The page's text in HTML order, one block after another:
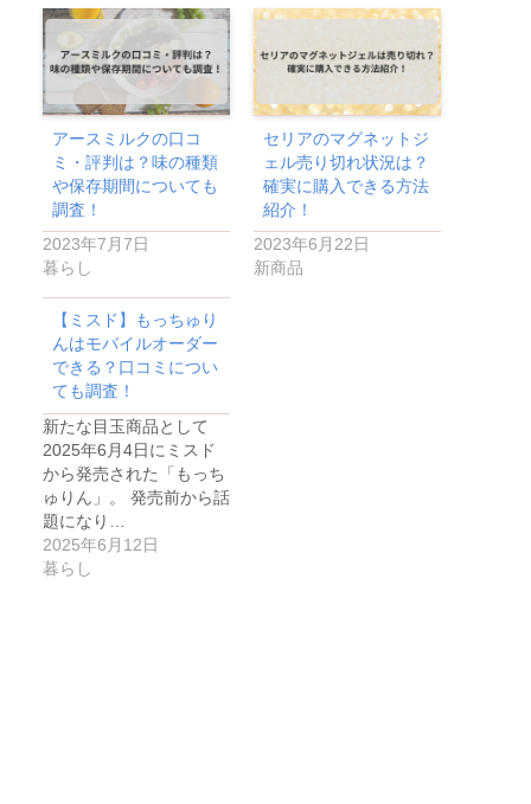
アースミルクの口コ
ミ・評判は？味の種類
や保存期間についても
調査！
2023年7月7日
暮らし
セリアのマグネットジ
ェル売り切れ状況は？
確実に購入できる方法
紹介！
2023年6月22日
新商品
【ミスド】もっちゅり
んはモバイルオーダー
できる？口コミについ
ても調査！
新たな目玉商品として
2025年6月4日にミスド
から発売された「もっち
ゅりん」。 発売前から話
題になり…
2025年6月12日
暮らし